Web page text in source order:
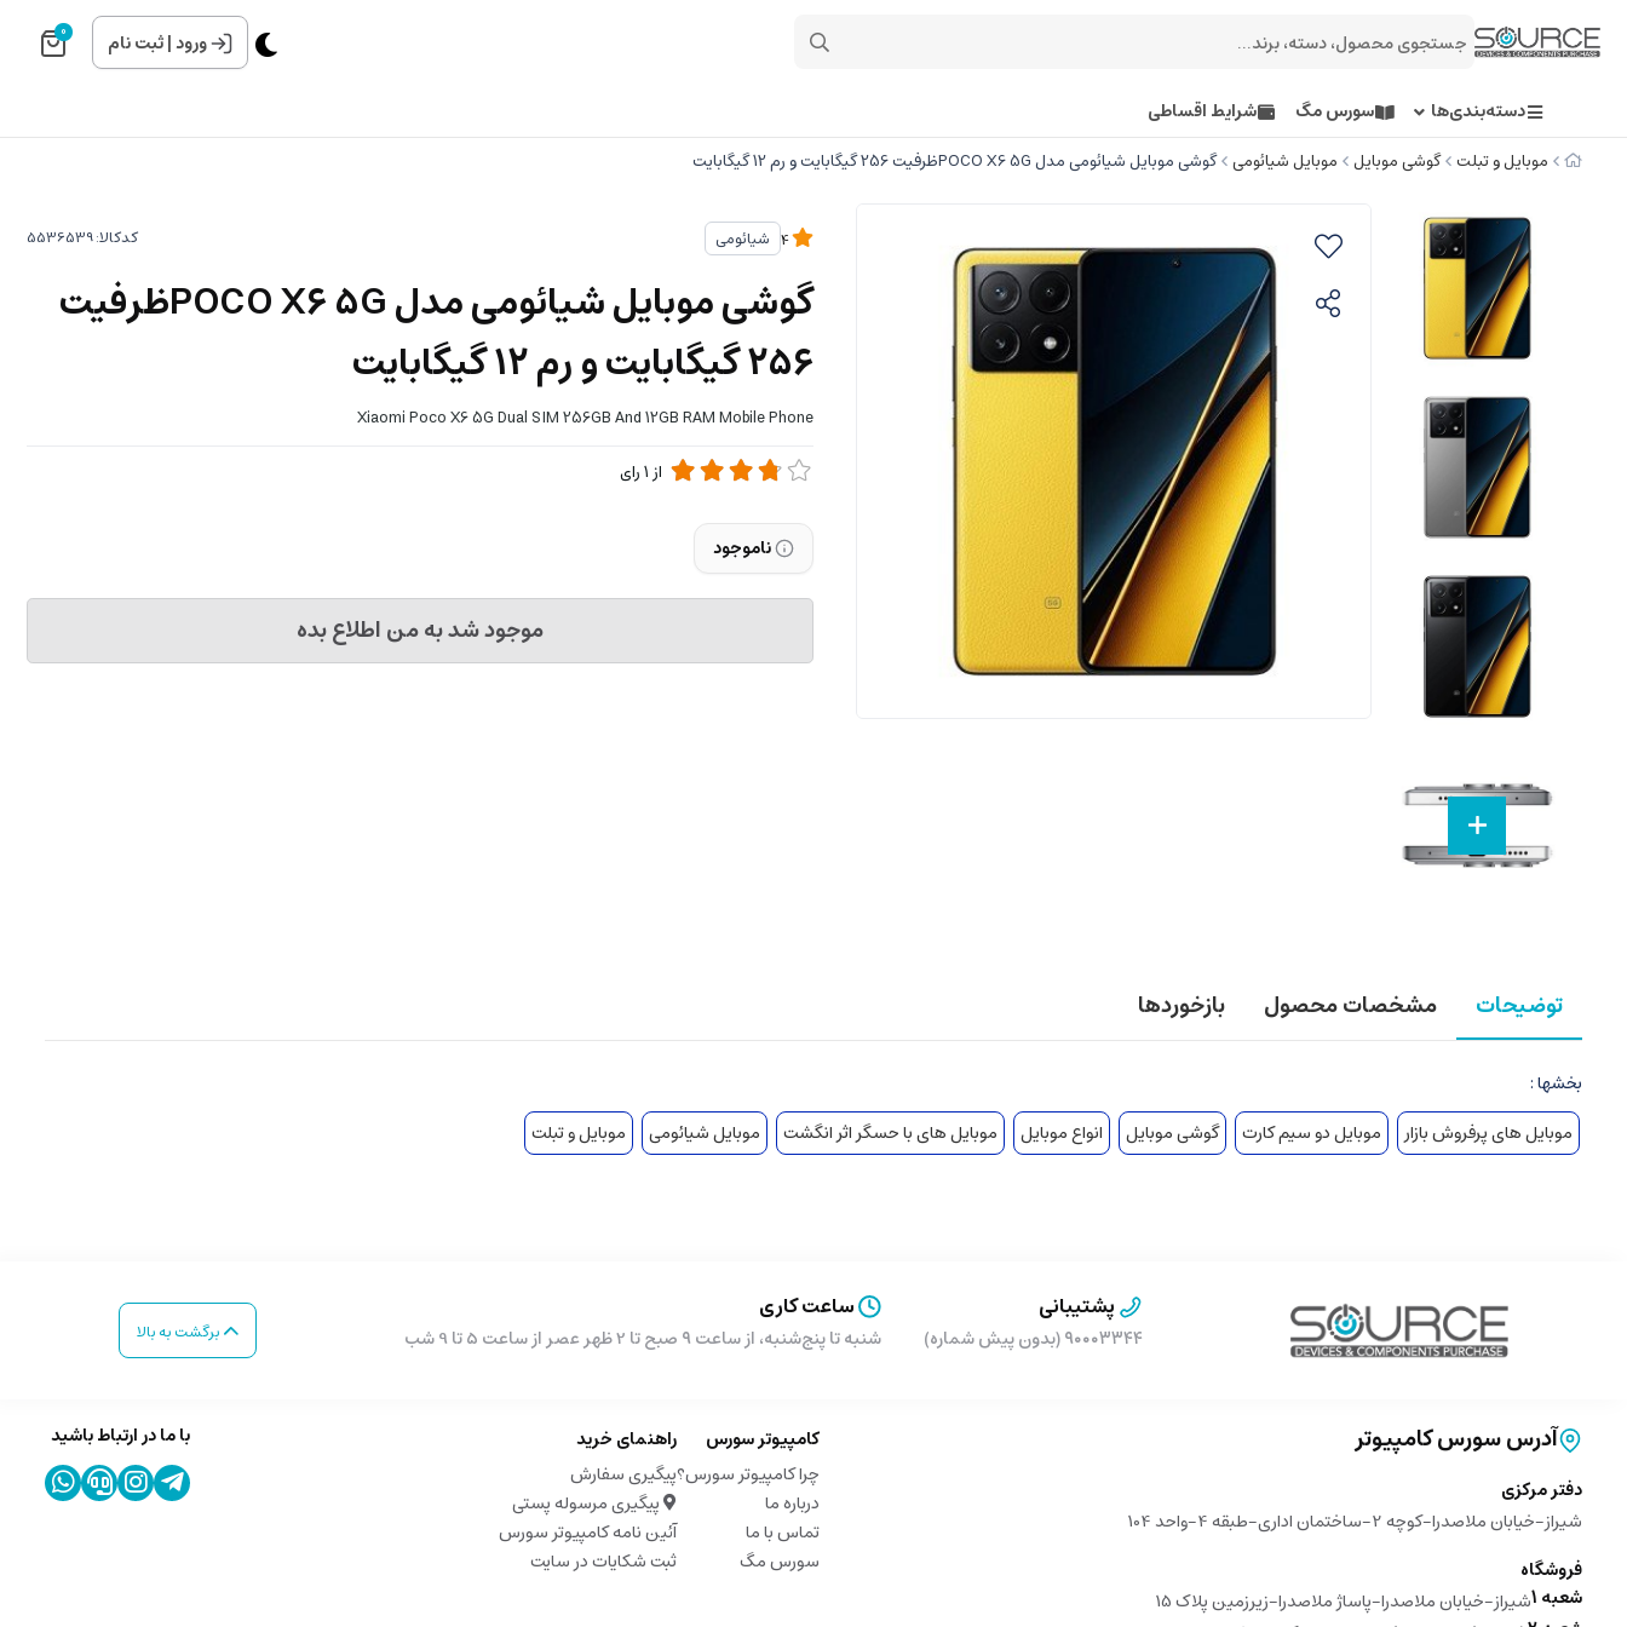
ورود|ثبت نام 0
دسته‌بندی‌ها سورس مگ شرایط اقساطی
موبایل و تبلت گوشی موبایل موبایل شیائومی گوشی موبایل شیائومی مدل POCO X6 5Gظرفیت 256 گیگابایت و رم 12 گیگابایت
شیائومی کدکالا:
گوشی موبایل شیائومی مدل POCO X6 5Gظرفیت
256 گیگابایت و رم 12 گیگابایت
Xiaomi Poco X6 5G Dual SIM 256GB And 12GB RAM Mobile Phone
از1رای
ناموجود
موجود شد به من اطلاع بده
توضیحات مشخصات محصول بازخوردها
بخشها :
موبایل های پرفروش بازار
موبایل دو سیم کارت گوشی موبایل انواع موبایل موبایل های با حسگر اثر انگشت موبایل شیائومی موبایل و تبلت
پشتیبانی
۹۰۰۰۳۳۴۴ (بدون پیش شماره)
ساعت کاری
شنبه تا پنج‌شنبه، از ساعت ۹ صبح تا 2 ظهر عصر از ساعت 5 تا 9 شب برگشت به بالا
آدرس سورس کامپیوتر
دفتر مرکزی
شیراز-خیابان ملاصدرا-کوچه 2-ساختمان اداری-طبقه 4-واحد 104
فروشگاه
شعبه 1 شیراز-خیابان ملاصدرا-پاساژ ملاصدرا-زیرزمین پلاک 15
کامپیوتر سورس
چرا کامپیوتر سورس؟
درباره ما
تماس با ما
سورس مگ
راهنمای خرید
پیگیری سفارش
پیگیری مرسوله پستی
آئین نامه کامپیوتر سورس
ثبت شکایات در سایت
با ما در ارتباط باشید